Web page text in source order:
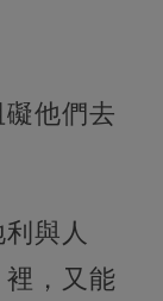
他們去
與人
，又能